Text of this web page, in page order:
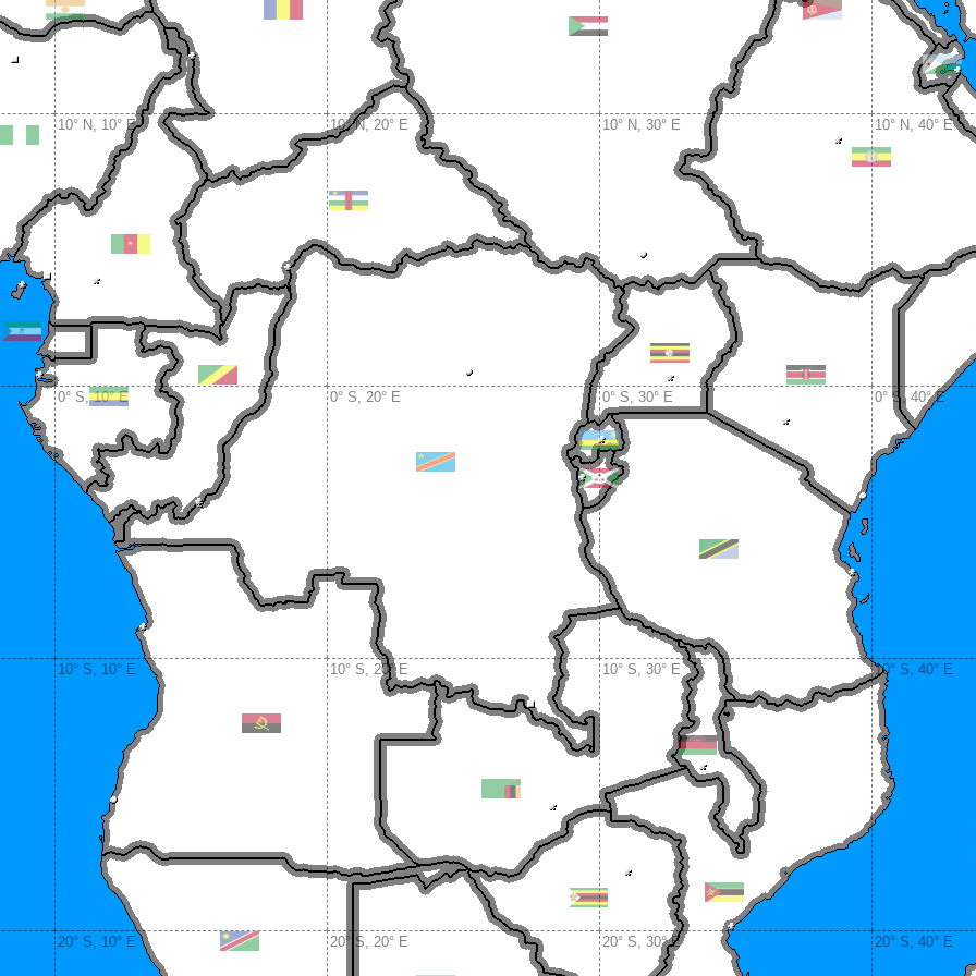
10° N, 10° E 10° N, 20° E 10° N, 30° E 10° N, 40° E
0° S, 10° E 0° S, 20° E 0° S, 30° E 0° S, 40° E
10° S, 10° E 10° S, 20° E 10° S, 30° E 10° S, 40° E
20° S, 10° E 20° S, 20° E 20° S, 30° E 20° S, 40° E